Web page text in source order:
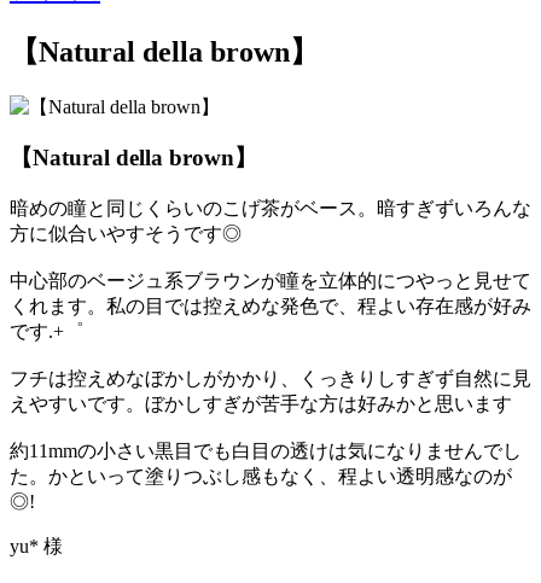
【Natural della brown】
【Natural della brown】
暗めの瞳と同じくらいのこげ茶がベース。暗すぎずいろんな
方に似合いやすそうです◎
中心部のベージュ系ブラウンが瞳を立体的につやっと見せて
くれます。私の目では控えめな発色で、程よい存在感が好み
です.+゜
フチは控えめなぼかしがかかり、くっきりしすぎず自然に見
えやすいです。ぼかしすぎが苦手な方は好みかと思います
約11mmの小さい黒目でも白目の透けは気になりませんでし
た。かといって塗りつぶし感もなく、程よい透明感なのが
◎!
yu* 様